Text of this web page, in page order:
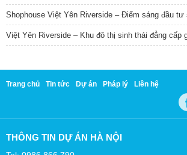
Shophouse Việt Yên Riverside – Điểm sáng đầu
Việt Yên Riverside – Khu đô thị sinh thái đẳng cấp
Trang chủ Tin tức Dự án Pháp lý Liên hệ
THÔNG TIN DỰ ÁN HÀ NỘI